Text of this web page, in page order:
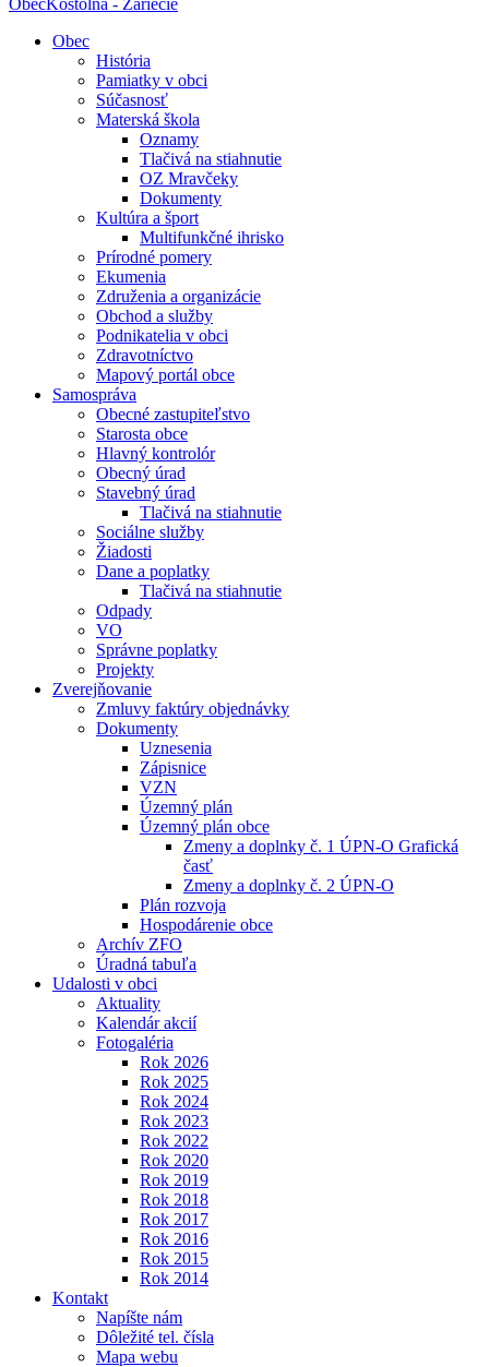
ObecKostolná - Záriečie
Obec
História
Pamiatky v obci
Súčasnosť
Materská škola
Oznamy
Tlačivá na stiahnutie
OZ Mravčeky
Dokumenty
Kultúra a šport
Multifunkčné ihrisko
Prírodné pomery
Ekumenia
Združenia a organizácie
Obchod a služby
Podnikatelia v obci
Zdravotníctvo
Mapový portál obce
Samospráva
Obecné zastupiteľstvo
Starosta obce
Hlavný kontrolór
Obecný úrad
Stavebný úrad
Tlačivá na stiahnutie
Sociálne služby
Žiadosti
Dane a poplatky
Tlačivá na stiahnutie
Odpady
VO
Správne poplatky
Projekty
Zverejňovanie
Zmluvy faktúry objednávky
Dokumenty
Uznesenia
Zápisnice
VZN
Územný plán
Územný plán obce
Zmeny a doplnky č. 1 ÚPN-O Grafická
časť
Zmeny a doplnky č. 2 ÚPN-O
Plán rozvoja
Hospodárenie obce
Archív ZFO
Úradná tabuľa
Udalosti v obci
Aktuality
Kalendár akcií
Fotogaléria
Rok 2026
Rok 2025
Rok 2024
Rok 2023
Rok 2022
Rok 2020
Rok 2019
Rok 2018
Rok 2017
Rok 2016
Rok 2015
Rok 2014
Kontakt
Napíšte nám
Dôležité tel. čísla
Mapa webu